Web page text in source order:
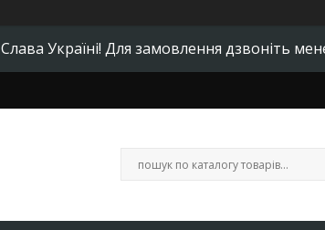
Слава Україні! Для замовлення дзвоніть